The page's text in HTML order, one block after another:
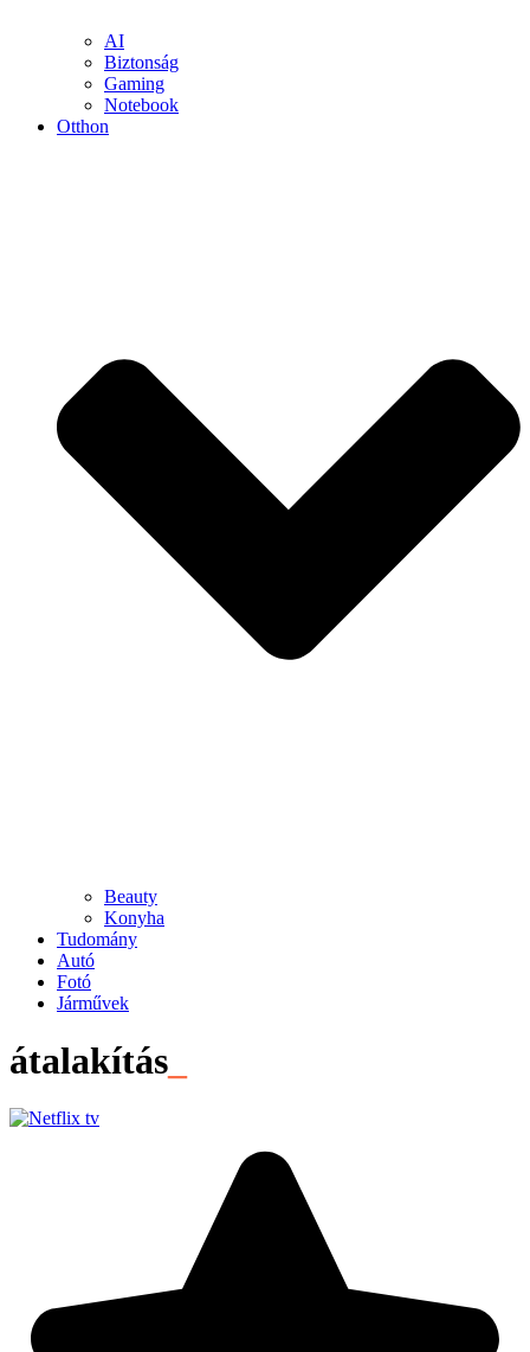
AI
Biztonság
Gaming
Notebook
Otthon
Beauty
Konyha
Tudomány
Autó
Fotó
Járművek
átalakítás